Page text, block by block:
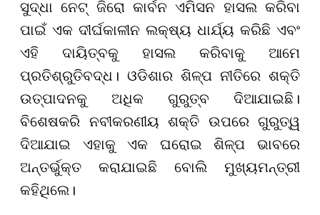
ସୁଦ୍ଧା ନେଟ୍ ଜିରୋ କାର୍ବନ ଏମିସନ ହାସଲ କରିବା
ପାଇଁ ଏକ ଦୀର୍ଘକାଳୀନ ଲକ୍ଷ୍ୟ ଧାର୍ଯ୍ୟ କରିଛି ଏବଂ
ଏହି ଦାୟିତ୍ବକୁ ହାସଲ କରିବାକୁ ଆମେ
ପ୍ରତିଶ୍ରୁତିବଦ୍ଧ। ଓଡିଶାର ଶିଳ୍ପ ନୀତିରେ ଶକ୍ତି
ଉତ୍ପାଦନକୁ ଅଧିକ ଗୁରୁତ୍ବ ଦିଆଯାଇଛି।
ବିଶେଷକରି ନବୀକରଣୀୟ ଶକ୍ତି ଉପରେ ଗୁରୁତ୍ୱ
ଦିଆଯାଇ ଏହାକୁ ଏକ ଘରୋଇ ଶିଳ୍ପ ଭାବରେ
ଅନ୍ତର୍ଭୁକ୍ତ କରାଯାଇଛି ବୋଲି ମୁଖ୍ୟମନ୍ତ୍ରୀ
କହିଥିଲେ।